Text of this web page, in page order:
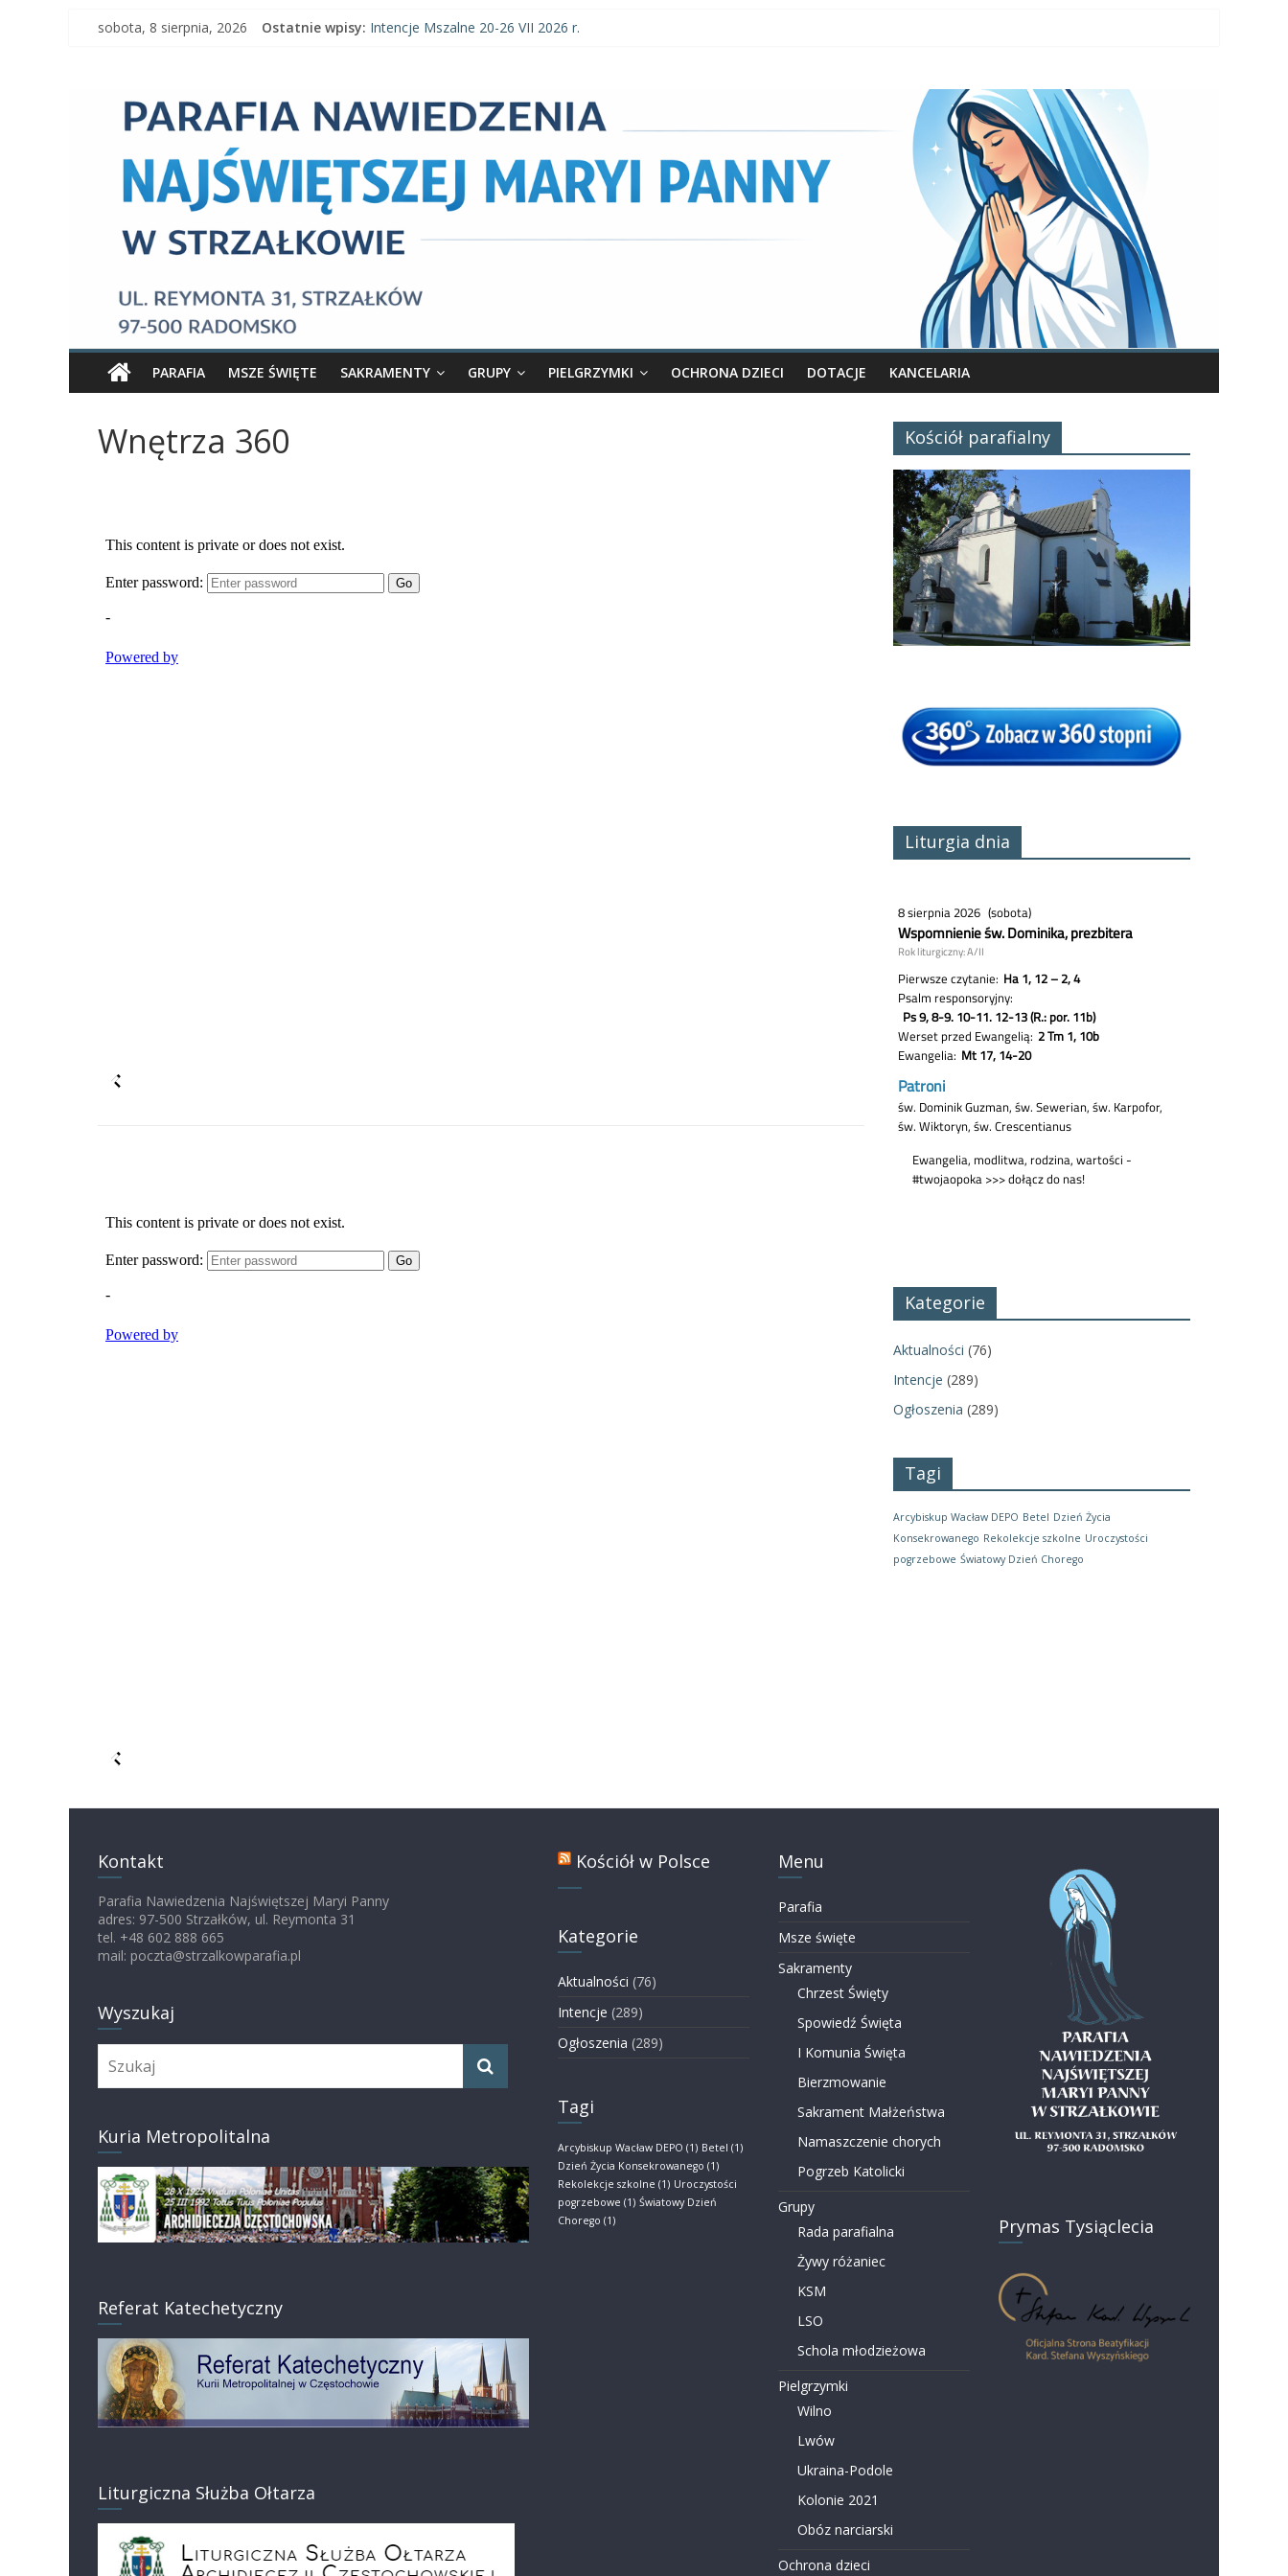
sobota, 8 sierpnia, 2026 Ostatnie wpisy: Intencje Mszalne 20-26 VII 2026 r.
Ogłoszenia parafialne 26 VII 2026 r.
Parafia
Nawiedzenia
Najświętszej
Maryi
Panny
Parafia
Nawiedzenia
Najświętszej
Panny
w
PARAFIA MSZE ŚWIĘTE SAKRAMENTY GRUPY PIELGRZYMKI OCHRONA DZIECI DOTACJE KANCELARIA
Wnętrza 360 Kościół parafialny
Liturgia dnia
Kategorie
Aktualności (76)
Intencje (289)
Ogłoszenia (289)
Tagi
Arcybiskup Wacław DEPO Betel Dzień Życia
Konsekrowanego Rekolekcje szkolne Uroczystości
pogrzebowe Światowy Dzień Chorego
Kontakt
Parafia Nawiedzenia Najświętszej Maryi Panny
adres: 97-500 Strzałków, ul. Reymonta 31
tel. +48 602 888 665
mail: poczta@strzalkowparafia.pl
Wyszukaj
Kuria Metropolitalna
Referat Katechetyczny
Liturgiczna Służba Ołtarza
Kościół w Polsce
Kategorie
Aktualności (76)
Intencje (289)
Ogłoszenia (289)
Tagi
Arcybiskup Wacław DEPO (1) Betel (1)
Dzień Życia Konsekrowanego (1)
Rekolekcje szkolne (1) Uroczystości
pogrzebowe (1) Światowy Dzień
Chorego (1)
Menu
Parafia
Msze święte
Sakramenty
Chrzest Święty
Spowiedź Święta
I Komunia Święta
Bierzmowanie
Sakrament Małżeństwa
Namaszczenie chorych
Pogrzeb Katolicki
Grupy
Rada parafialna
Żywy różaniec
KSM
LSO
Schola młodzieżowa
Pielgrzymki
Wilno
Lwów
Ukraina-Podole
Kolonie 2021
Obóz narciarski
Ochrona dzieci
Prymas Tysiąclecia